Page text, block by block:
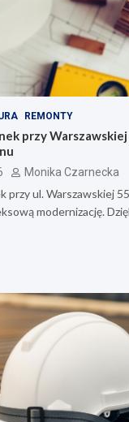
REMONTY
przy Warszawskiej
Monika Czarnecka
przy ul. Warszawskiej
modernizację.